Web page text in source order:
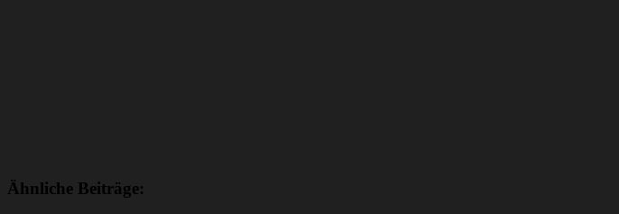
Ähnliche Beiträge: